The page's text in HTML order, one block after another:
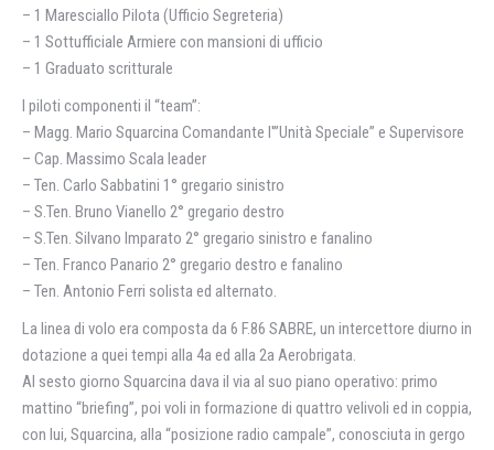
– 1 Maresciallo Pilota (Ufficio Segreteria)
– 1 Sottufficiale Armiere con mansioni di ufficio
– 1 Graduato scritturale
I piloti componenti il “team”:
– Magg. Mario Squarcina Comandante l'”Unità Speciale” e Supervisore
– Cap. Massimo Scala leader
– Ten. Carlo Sabbatini 1° gregario sinistro
– S.Ten. Bruno Vianello 2° gregario destro
– S.Ten. Silvano Imparato 2° gregario sinistro e fanalino
– Ten. Franco Panario 2° gregario destro e fanalino
– Ten. Antonio Ferri solista ed alternato.
La linea di volo era composta da 6 F.86 SABRE, un intercettore diurno in
dotazione a quei tempi alla 4a ed alla 2a Aerobrigata.
Al sesto giorno Squarcina dava il via al suo piano operativo: primo
mattino “briefing”, poi voli in formazione di quattro velivoli ed in coppia,
con lui, Squarcina, alla “posizione radio campale”, conosciuta in gergo